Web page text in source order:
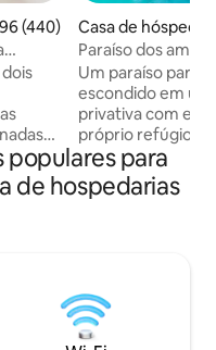
de uma avaliação média de
(440)
Casa de hóspedes
Paraíso dos
jacuzzi/piscina,
Um paraíso para
escondido em
privativa com
próprio refúgio
piscina grande,
hidromassagem,
massagem, não
Permitido o uso
no ambiente
para receber
para
de hospedarias